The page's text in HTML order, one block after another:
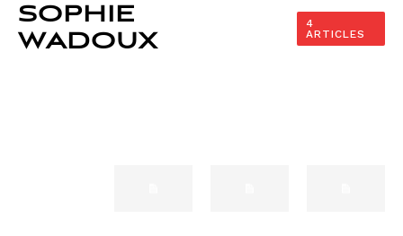
SOPHIE
WADOUX
4
ARTICLES